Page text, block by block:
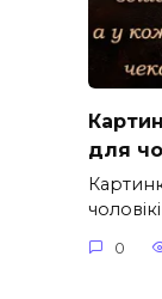
для
0